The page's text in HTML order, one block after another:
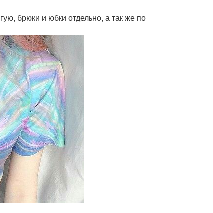
брюки и юбки отдельно, а так же по